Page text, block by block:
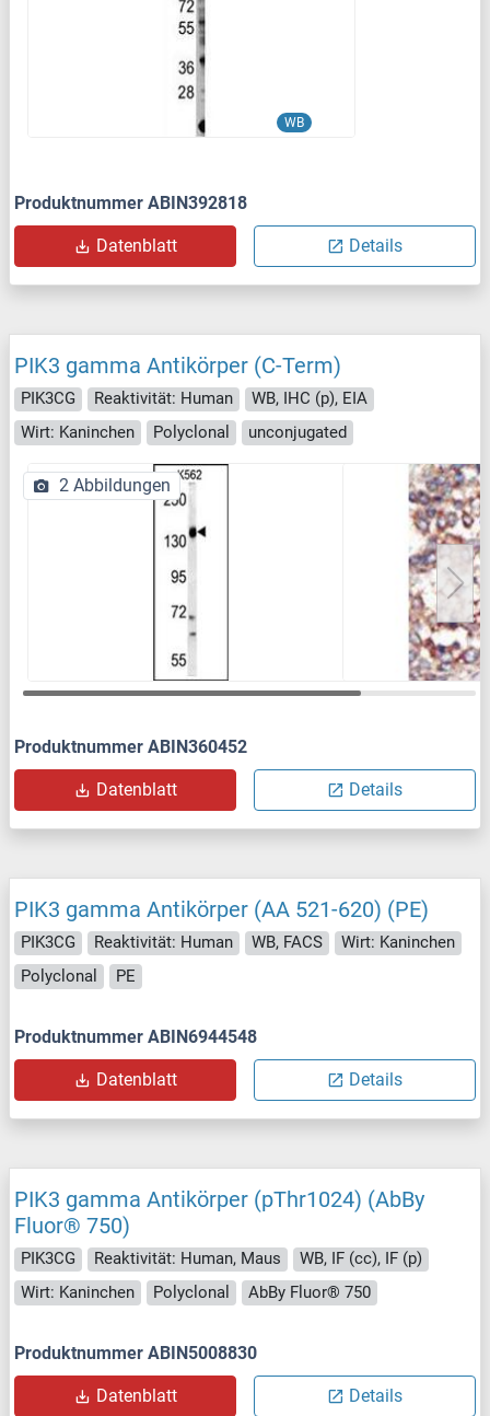
WB
Produktnummer ABIN392818
Datenblatt Details
PIK3 gamma Antikörper (C-Term)
PIK3CG Reaktivität: Human
WB, IHC (p), EIA
Wirt: Kaninchen
Polyclonal unconjugated
2 Abbildungen
Produktnummer ABIN360452
Datenblatt Details
PIK3 gamma Antikörper (AA 521-620) (PE)
PIK3CG Reaktivität: Human WB, FACS
Wirt: Kaninchen
Polyclonal
PE
Produktnummer ABIN6944548
Datenblatt Details
PIK3 gamma Antikörper (pThr1024) (AbBy
Fluor® 750)
PIK3CG Reaktivität: Human, Maus
WB, IF (cc), IF (p)
Wirt: Kaninchen
Polyclonal AbBy Fluor® 750
Produktnummer ABIN5008830
Datenblatt Details